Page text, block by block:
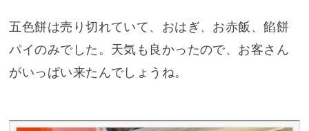
五色餅は売り切れていて、おはぎ、お赤飯、餡餅
パイのみでした。天気も良かったので、お客さん
がいっぱい来たんでしょうね。